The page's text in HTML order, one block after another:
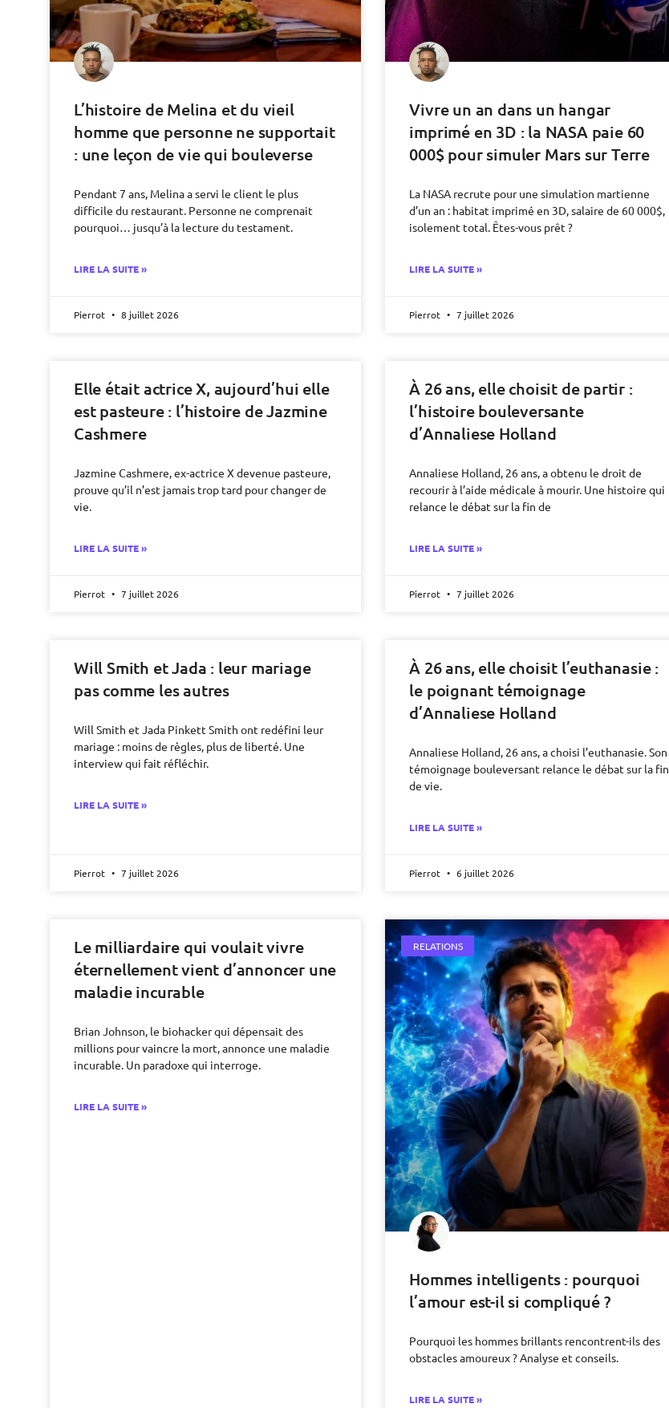
L’histoire de Melina et du vieil
homme que personne ne supportait
: une leçon de vie qui bouleverse
Pendant 7 ans, Melina a servi le client le plus
difficile du restaurant. Personne ne comprenait
pourquoi… jusqu’à la lecture du testament.
LIRE LA SUITE »
Pierrot 8 juillet 2026
Vivre un an dans un hangar
imprimé en 3D : la NASA paie 60
000$ pour simuler Mars sur Terre
La NASA recrute pour une simulation martienne
d’un an : habitat imprimé en 3D, salaire de 60 000$,
isolement total. Êtes-vous prêt ?
LIRE LA SUITE »
Pierrot 7 juillet 2026
Elle était actrice X, aujourd’hui elle
est pasteure : l’histoire de Jazmine
Cashmere
Jazmine Cashmere, ex-actrice X devenue pasteure,
prouve qu’il n’est jamais trop tard pour changer de
vie.
LIRE LA SUITE »
Pierrot 7 juillet 2026
À 26 ans, elle choisit de partir :
l’histoire bouleversante
d’Annaliese Holland
Annaliese Holland, 26 ans, a obtenu le droit de
recourir à l’aide médicale à mourir. Une histoire qui
relance le débat sur la fin de
LIRE LA SUITE »
Pierrot 7 juillet 2026
Will Smith et Jada : leur mariage
pas comme les autres
Will Smith et Jada Pinkett Smith ont redéfini leur
mariage : moins de règles, plus de liberté. Une
interview qui fait réfléchir.
LIRE LA SUITE »
Pierrot 7 juillet 2026
À 26 ans, elle choisit l’euthanasie :
le poignant témoignage
d’Annaliese Holland
Annaliese Holland, 26 ans, a choisi l’euthanasie. Son
témoignage bouleversant relance le débat sur la fin
de vie.
LIRE LA SUITE »
Pierrot 6 juillet 2026
Le milliardaire qui voulait vivre
éternellement vient d’annoncer une
maladie incurable
Brian Johnson, le biohacker qui dépensait des
millions pour vaincre la mort, annonce une maladie
incurable. Un paradoxe qui interroge.
LIRE LA SUITE »
RELATIONS
Hommes intelligents : pourquoi
l’amour est-il si compliqué ?
Pourquoi les hommes brillants rencontrent-ils des
obstacles amoureux ? Analyse et conseils.
LIRE LA SUITE »